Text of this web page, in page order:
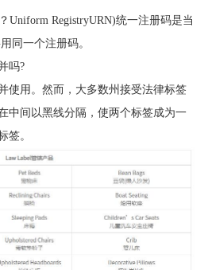
Uniform RegistryURN)统一注册码是当
同一个注册码。
吗?
使用。然而，大多数州接受法律标签
中间以黑线分隔，使两个标签成为一
签。